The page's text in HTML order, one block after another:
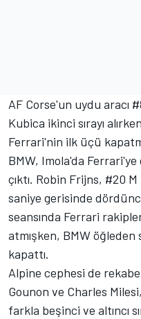
AF Corse'un uydu aracı
Kubica ikinci sırayı
Ferrari'nin ilk üçü
BMW, Imola'da
çıktı. Robin Frijns, #20 M
saniye gerisinde
seansında Ferrari
atmışken, BMW
kapattı.
Alpine cephesi de
Gounon ve Charles Milesi
farkla beşinci ve altıncı